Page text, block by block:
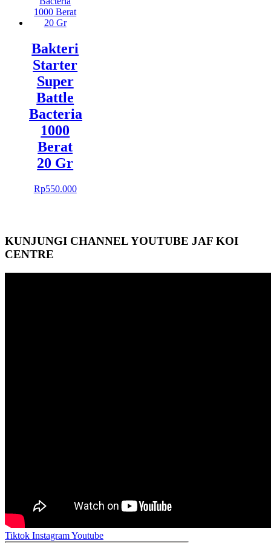
Bakteri
Starter
Super
Battle
Bacteria
1000
Berat
20 Gr
Rp550.000
KUNJUNGI CHANNEL YOUTUBE JAF KOI
CENTRE
Tiktok InstagramYoutube